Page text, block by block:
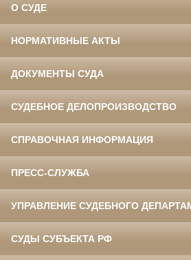
О СУДЕ
НОРМАТИВНЫЕ АКТЫ
ДОКУМЕНТЫ СУДА
СУДЕБНОЕ ДЕЛОПРОИЗВОДСТВО
СПРАВОЧНАЯ ИНФОРМАЦИЯ
ПРЕСС-СЛУЖБА
УПРАВЛЕНИЕ СУДЕБНОГО
СУДЫ СУБЪЕКТА РФ